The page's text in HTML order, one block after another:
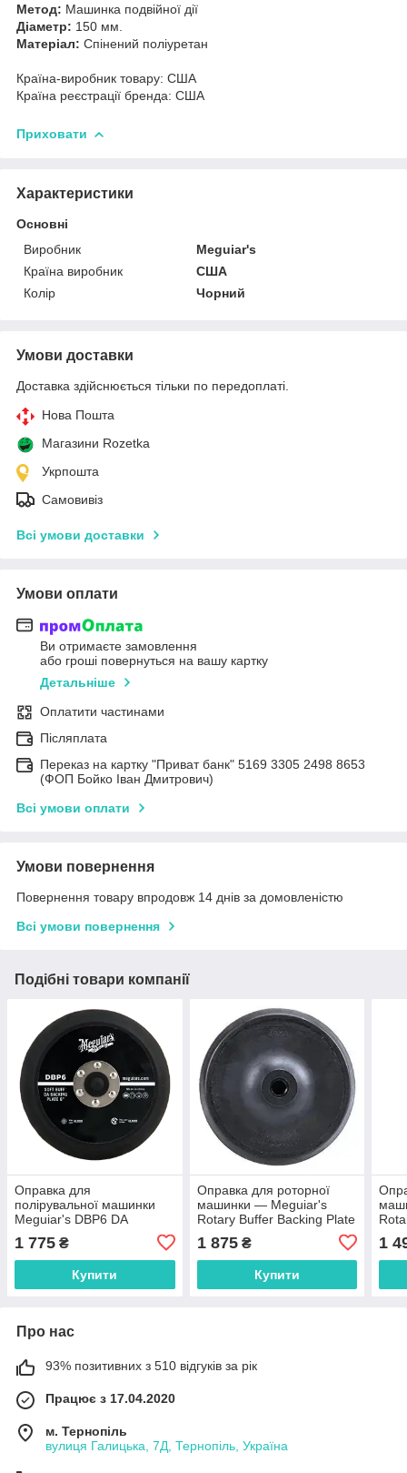
Метод: Машинка подвійної дії
Діаметр: 150 мм.
Матеріал: Спінений поліуретан
Країна-виробник товару: США
Країна реєстрації бренда: США
Приховати
Характеристики
Основні
Виробник
Meguiar's
Країна виробник
США
Колір
Чорний
Умови доставки
Доставка здійснюється тільки по передоплаті.
Нова Пошта
Магазини Rozetka
Укрпошта
Самовивіз
Всі умови доставки
Умови оплати
Ви отримаєте замовлення
або гроші повернуться на вашу картку
Детальніше
Оплатити частинами
Післяплата
Переказ на картку "Приват банк" 5169 3305 2498 8653
(ФОП Бойко Іван Дмитрович)
Всі умови оплати
Умови повернення
Повернення товару впродовж 14 днів за домовленістю
Всі умови повернення
Подібні товари компанії
Оправка для
полірувальної машинки
Meguiar's DBP6 DA
1 775 ₴
Купити
Оправка для роторної
машинки — Meguiar's
Rotary Buffer Backing Plate
(WRBP14MM)
1 875₴
Купити
1
Про нас
93% позитивних з 510 відгуків за рік
Працює з 17.04.2020
м. Тернопіль
вулиця Галицька, 7Д, Тернопіль, Україна